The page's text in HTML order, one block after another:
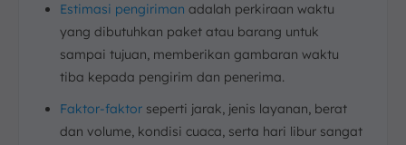
Estimasi pengiriman adalah perkiraan waktu
yang dibutuhkan paket atau barang untuk
sampai tujuan, memberikan gambaran waktu
tiba kepada pengirim dan penerima.
Faktor-faktor seperti jarak, jenis layanan, berat
dan volume, kondisi cuaca, serta hari libur sangat